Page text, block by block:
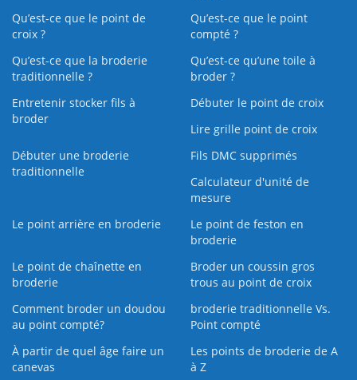
Qu’est-ce que le point de
croix ?
Qu’est-ce que le point
compté ?
Qu’est-ce que la broderie
traditionnelle ?
Qu’est‑ce qu’une toile à
broder ?
Entretenir stocker fils à
broder
Débuter le point de croix
Lire grille point de croix
Débuter une broderie
traditionnelle
Fils DMC supprimés
Calculateur d'unité de
mesure
Le point arrière en broderie
Le point de feston en
broderie
Le point de chaînette en
broderie
Broder un coussin gros
trous au point de croix
Comment broder un doudou
au point compté?
broderie traditionnelle Vs.
Point compté
À partir de quel âge faire un
canevas
Les points de broderie de A
à Z